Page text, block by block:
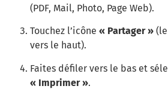
(PDF, Mail, Photo, Page Web).
Touchez l’icône « Partager »
vers le haut).
Faites défiler vers le bas et
« Imprimer ».